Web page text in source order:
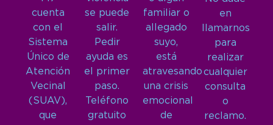
cuenta
con el
Sistema
Único de
Atención
Vecinal
(SUAV),
que
se puede
salir.
Pedir
ayuda es
el primer
paso.
Teléfono
gratuito
familiar o
allegado
suyo,
está
atravesando
una crisis
emocional
de
en
llamarnos
para
realizar
cualquier
consulta
o
reclamo.